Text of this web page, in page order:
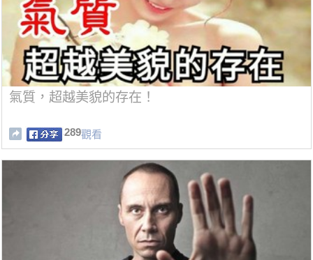
氣質，超越美貌的存在！
289觀看